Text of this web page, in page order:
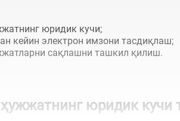
юридик кучи;
кейин электрон имзони тасдиқлаш;
сақлашни ташкил қилиш.
юридик кучи